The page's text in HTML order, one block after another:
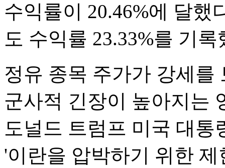
수익률이 20.46%에 달했
도 수익률 23.33%를 기록
정유 종목 주가가 강세를
군사적 긴장이 높아지는
도널드 트럼프 미국 대통
'이란을 압박하기 위한